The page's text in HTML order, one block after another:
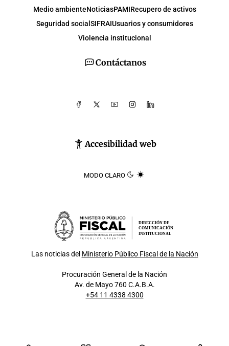
Contáctanos
Accesibilidad web
MODO CLARO
Medio ambienteNoticiasPAMIRecupero de activos
Seguridad social SIFRAIUsuarios y consumidores
Violencia institucional
DIRECCIÓN DE
COMUNICACIÓN
INSTITUCIONAL
Las noticias del Ministerio Público Fiscal de la Nación
Procuración General de la Nación
Av. de Mayo 760 C.A.B.A.
+54 11 4338 4300